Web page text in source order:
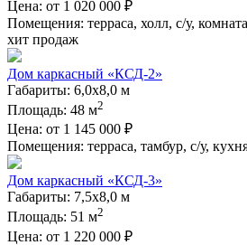
Цена: от 1 020 000 ₽
Помещения: терраса, холл, с/у,
хит продаж
Дом каркасный «КСД-2»
Габариты: 6,0х8,0 м
Площадь: 48 м2
Цена: от 1 145 000 ₽
Помещения: терраса, тамбур, с/у,
Дом каркасный «КСД-3»
Габариты: 7,5х8,0 м
Площадь: 51 м2
Цена: от 1 220 000 ₽